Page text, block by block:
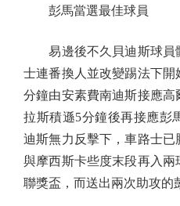
彭馬當選最佳球員
易邊後不久貝迪斯球員
士連番換人並改變踢法下
分鐘由安素費南迪斯接應
拉斯積遜5分鐘後再接應彭
迪斯無力反擊下，車路士已
與摩西斯卡些度末段再入兩
聯獎盃，而送出兩次助攻的